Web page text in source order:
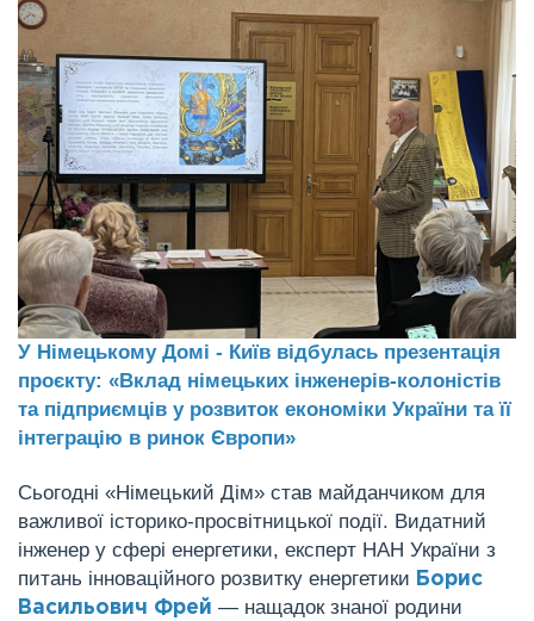
У Німецькому Домі - Київ відбулась презентація
проєкту: «Вклад німецьких інженерів-колоністів
та підприємців у розвиток економіки України та її
інтеграцію в ринок Європи»
Сьогодні «Німецький Дім» став майданчиком для
важливої історико-просвітницької події. Видатний
інженер у сфері енергетики, експерт НАН України з
питань інноваційного розвитку енергетики Борис
Васильович Фрей — нащадок знаної родини